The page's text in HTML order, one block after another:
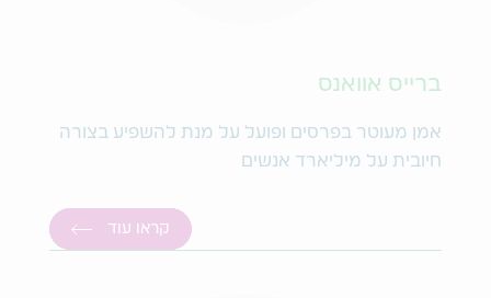
ברייס אוואנס
אמן מעוטר בפרסים ופועל על מנת להשפיע בצורה
חיובית על מיליארד אנשים
קראו עוד